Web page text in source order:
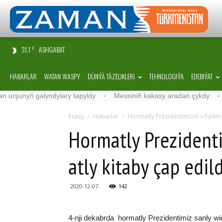
31.1 C ASHGABAT
HABARLAR WATAN WASPY DÜNÝÄ TÄZELIKLERI TEHNOLOGIÝA EDEBIÝAT
galyndylary tapyldy · Messiniň kakasy aradan çykdy ·
Esasy Habarlar Hormatly Prezidentimiziň
Hormatly
atly kitaby çap
2020-12-07 142
4-nji dekabrda hormatly Prezidentimiz sanly